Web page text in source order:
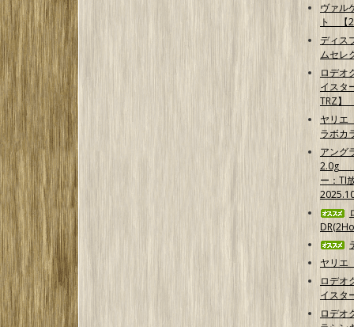
ヴァル
ト 【
ディ
ムセレ
ロデオ
イスタ
TRZ】
ヤリエ
ラボカ
アング
2.0g
ー：TI
ヤリエ
ロデオ
イスタ
ロデオ